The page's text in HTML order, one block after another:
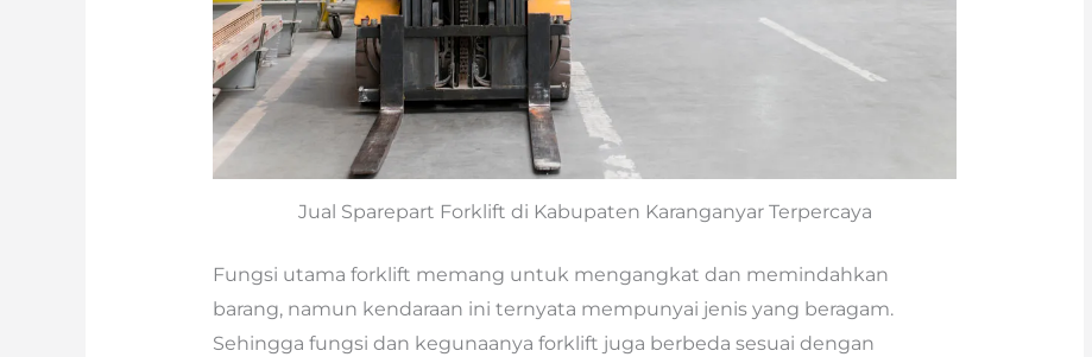
Jual Sparepart Forklift di Kabupaten Karanganyar Terpercaya
Fungsi utama forklift memang untuk mengangkat dan memindahkan
barang, namun kendaraan ini ternyata mempunyai jenis yang beragam.
Sehingga fungsi dan kegunaanya forklift juga berbeda sesuai dengan